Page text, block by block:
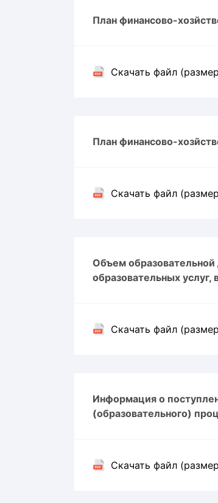
Северсталь
Шанхайские
План финансово-
Скачать файл
План финансово-
Скачать файл
Объем образовательной
образовательных услуг,
Скачать файл
Информация о
(образовательного)
Скачать файл